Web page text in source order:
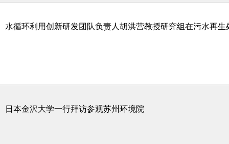
水循环利用创新研发团队负责人胡洪营教授研究组在污水再
日本金沢大学一行拜访参观苏州环境院